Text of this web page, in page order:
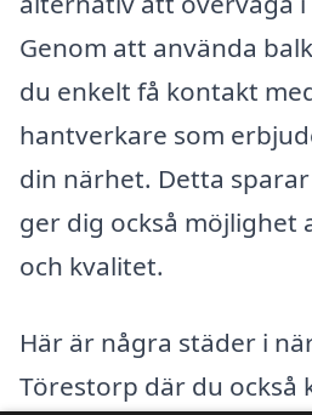
Genom att använda
du enkelt få kontakt
hantverkare som
din närhet. Detta
ger dig också möjlighet
och kvalitet.
Här är några städer i
Törestorp där du också